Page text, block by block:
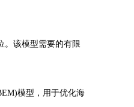
该模型需要的有限
模型，用于优化海